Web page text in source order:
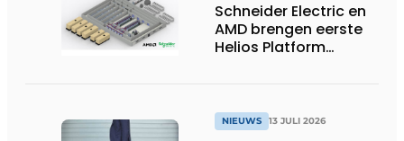
Schneider Electric en
AMD brengen eerste
Helios Platform
versnellen
NIEUWS 13 JULI 2026